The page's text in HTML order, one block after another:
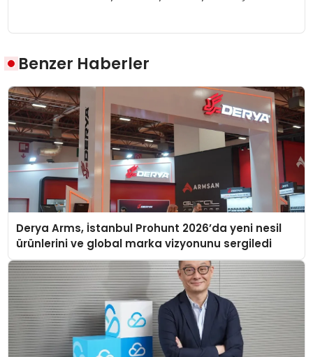
Benzer Haberler
Derya Arms, İstanbul Prohunt 2026’da yeni nesil
ürünlerini ve global marka vizyonunu sergiledi